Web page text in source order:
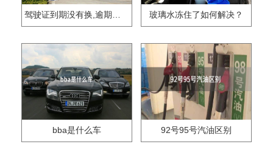
驾驶证到期没有换,逾期怎么办?? 玻璃水冻住了如何解决？
bba是什么车 92号95号汽油区别